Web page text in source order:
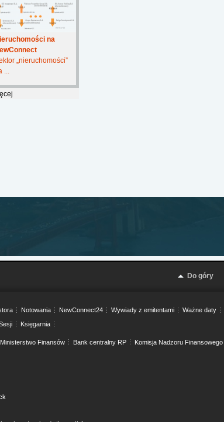
na
„nieruchomości”
...
Do góry
Notowania NewConnect24 Wywiady z emitentami
Ważne daty
Księgarnia
Ministerstwo Finansów Bank centralny RP Komisja Nadzoru Finansowego